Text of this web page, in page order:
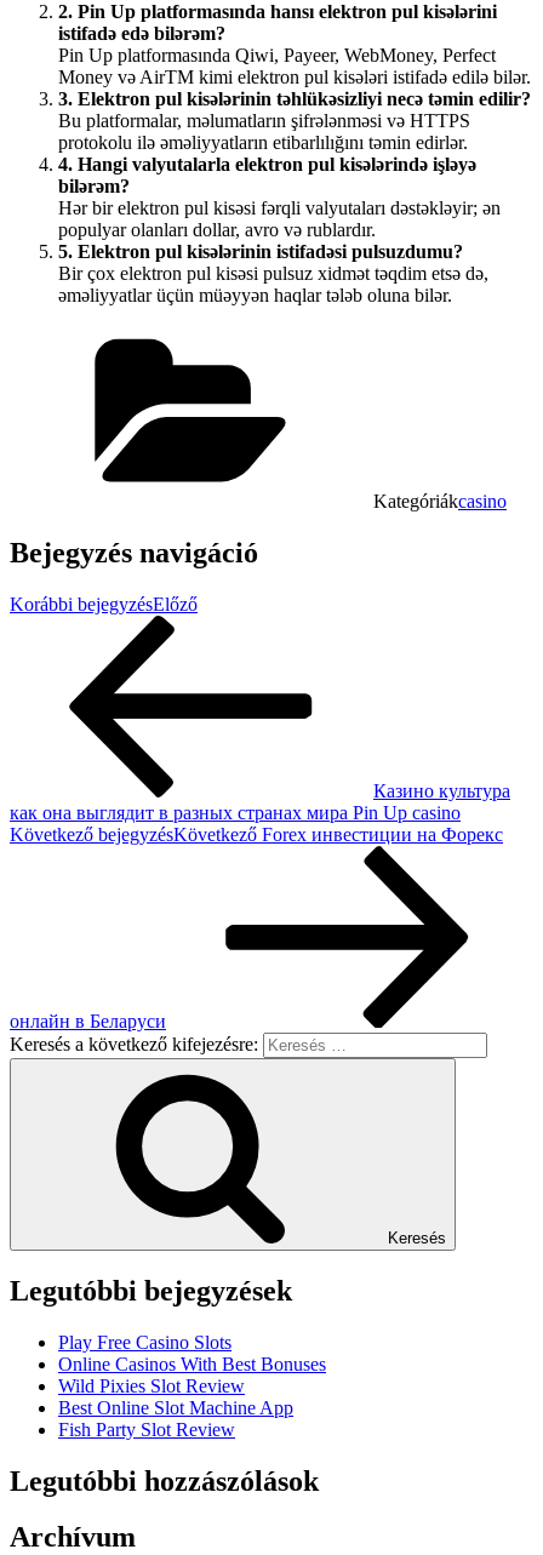
2. Pin Up platformasında hansı elektron pul kisələrini
istifadə edə bilərəm?
Pin Up platformasında Qiwi, Payeer, WebMoney, Perfect
Money və AirTM kimi elektron pul kisələri istifadə edilə bilər.
3. Elektron pul kisələrinin təhlükəsizliyi necə təmin edilir?
Bu platformalar, məlumatların şifrələnməsi və HTTPS
protokolu ilə əməliyyatların etibarlılığını təmin edirlər.
4. Hangi valyutalarla elektron pul kisələrində işləyə
bilərəm?
Hər bir elektron pul kisəsi fərqli valyutaları dəstəkləyir; ən
populyar olanları dollar, avro və rublardır.
5. Elektron pul kisələrinin istifadəsi pulsuzdumu?
Bir çox elektron pul kisəsi pulsuz xidmət təqdim etsə də,
əməliyyatlar üçün müəyyən haqlar tələb oluna bilər.
Kategóriákcasino
Bejegyzés navigáció
Korábbi bejegyzésElőző
Казино культура
как она выглядит в разных странах мира Pin Up casino
Következő bejegyzésKövetkező Forex инвестиции на Форекс
онлайн в Беларуси
Keresés a következő kifejezésre:
Keresés
Legutóbbi bejegyzések
Play Free Casino Slots
Online Casinos With Best Bonuses
Wild Pixies Slot Review
Best Online Slot Machine App
Fish Party Slot Review
Legutóbbi hozzászólások
Archívum